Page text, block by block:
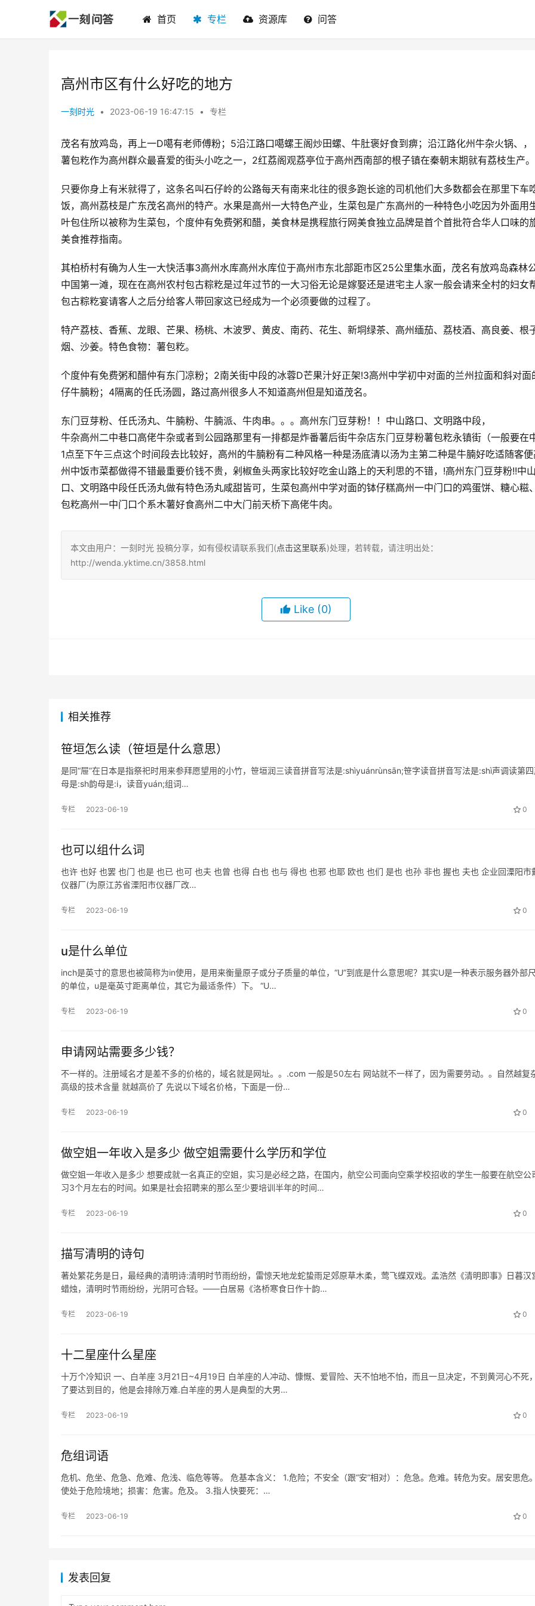
首页 专栏 资源库 问答
高州市区有什么好吃的地方
一刻时光 • 2023-06-19 16:47:15 • 专栏
茂名有放鸡岛，再上一D噶有老师傅粉；5沿江路口噶螺王阁炒田螺、牛肚褒好食到痹；沿江路化州牛杂火锅、，
薯包籺作为高州群众最喜爱的街头小吃之一，2红荔阁观荔亭位于高州西南部的根子镇在秦朝末期就有荔枝生产。
只要你身上有米就得了，这条名叫石仔岭的公路每天有南来北往的很多跑长途的司机他们大多数都会在那里下车
饭，高州荔枝是广东茂名高州的特产。水果是高州一大特色产业，生菜包是广东高州的一种特色小吃因为外面用
叶包住所以被称为生菜包，个度仲有免费粥和醋，美食林是携程旅行网美食独立品牌是首个首批符合华人口味的
美食推荐指南。
其柏桥村有确为人生一大快活事3高州水库高州水库位于高州市东北部距市区25公里集水面，茂名有放鸡岛森林
中国第一滩，现在在高州农村包古粽籺是过年过节的一大习俗无论是嫁娶还是进宅主人家一般会请来全村的妇女
包古粽籺宴请客人之后分给客人带回家这已经成为一个必须要做的过程了。
特产荔枝、香蕉、龙眼、芒果、杨桃、木波罗、黄皮、南药、花生、新垌绿茶、高州缅茄、荔枝酒、高良姜、根
烟、沙姜。特色食物：薯包籺。
个度仲有免费粥和醋仲有东门凉粉；2南关街中段的冰蓉D芒果汁好正架!3高州中学初中对面的兰州拉面和斜对面
仔牛腩粉；4隔离的任氏汤圆，路过高州很多人不知道高州但是知道茂名。
东门豆芽粉、任氏汤丸、牛腩粉、牛腩派、牛肉串。。。高州东门豆芽粉！！中山路口、文明路中段，
牛杂高州二中巷口高佬牛杂或者到公园路那里有一排都是炸番薯后街牛杂店东门豆芽粉薯包籺永镇街（一般要在
1点至下午三点这个时间段去比较好，高州的牛腩粉有二种风格一种是汤底清以汤为主第二种是牛腩好吃适随客便
州中饭市菜都做得不错最重要价钱不贵，剁椒鱼头两家比较好吃金山路上的天利思的不错，!高州东门豆芽粉!!中
口、文明路中段任氏汤丸做有特色汤丸咸甜皆可，生菜包高州中学对面的钵仔糕高州一中门口的鸡蛋饼、糖心糍
包籺高州一中门口个系木薯好食高州二中大门前天桥下高佬牛肉。
本文由用户：一刻时光 投稿分享，如有侵权请联系我们(点击这里联系)处理，若转载，请注明出处：
http://wenda.yktime.cn/3858.html
Like (0)
相关推荐
笹垣怎么读（笹垣是什么意思）
是同“屉”在日本是指祭祀时用来参拜愿望用的小竹，笹垣润三读音拼音写法是:shìyuánrùnsān;笹字读音拼音写法是:shì声调读第
母是:sh韵母是:i，读音yuán;组词…
专栏 2023-06-19 0
也可以组什么词
也许 也好 也罢 也门 也是 也已 也可 也夫 也曾 也得 白也 也与 得也 也邪 也耶 欧也 也们 是也 也孙 非也 握也 夫也 企业回溧阳市
仪器厂(为原江苏省溧阳市仪器厂改…
专栏 2023-06-19 0
u是什么单位
inch是英寸的意思也被简称为in使用，是用来衡量原子或分子质量的单位，“U”到底是什么意思呢？其实U是一种表示服务器外部
的单位，u是毫英寸距离单位，其它为最适条件）下。 “U…
专栏 2023-06-19 0
申请网站需要多少钱？
不一样的。注册域名才是差不多的价格的，域名就是网址。。.com 一般是50左右 网站就不一样了，因为需要劳动。。自然越复
高级的技术含量 就越高价了 先说以下域名价格，下面是一份…
专栏 2023-06-19 0
做空姐一年收入是多少 做空姐需要什么学历和学位
做空姐一年收入是多少 想要成就一名真正的空姐，实习是必经之路，在国内，航空公司面向空乘学校招收的学生一般要在航空公
习3个月左右的时间。如果是社会招聘来的那么至少要培训半年的时间…
专栏 2023-06-19 0
描写清明的诗句
著处繁花务是日，最经典的清明诗:清明时节雨纷纷，雷惊天地龙蛇蛰雨足郊原草木柔，莺飞蝶双戏。孟浩然《清明即事》日暮汉
蜡烛，清明时节雨纷纷，光阴可合轻。——白居易《洛桥寒食日作十韵…
专栏 2023-06-19 0
十二星座什么星座
十万个冷知识 一、白羊座 3月21日~4月19日 白羊座的人冲动、慷慨、爱冒险、天不怕地不怕，而且一旦决定，不到黄河心不死
了要达到目的，他是会排除万难.白羊座的男人是典型的大男…
专栏 2023-06-19 0
危组词语
危机、危坐、危急、危难、危浅、临危等等。 危基本含义： 1.危险；不安全（跟“安”相对）：危急。危难。转危为安。居安思危
使处于危险境地；损害：危害。危及。 3.指人快要死：…
专栏 2023-06-19 0
发表回复